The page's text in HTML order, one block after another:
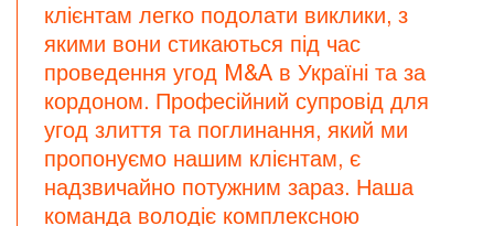
клієнтам легко подолати виклики, з
якими вони стикаються під час
проведення угод M&A в Україні та за
кордоном. Професійний супровід для
угод злиття та поглинання, який ми
пропонуємо нашим клієнтам, є
надзвичайно потужним зараз. Наша
команда володіє комплексною